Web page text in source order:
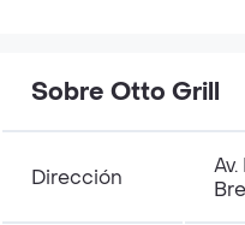
Sobre Otto Grill
Dirección